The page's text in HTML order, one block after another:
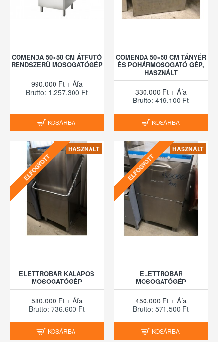
COMENDA 50×50 CM ÁTFUTÓ
RENDSZERŰ MOSOGATÓGÉP
990.000 Ft + Áfa
Brutto: 1.257.300 Ft
KOSÁRBA
COMENDA 50×50 CM TÁNYÉR
ÉS POHÁRMOSOGATÓ GÉP,
HASZNÁLT
330.000 Ft + Áfa
Brutto: 419.100 Ft
KOSÁRBA
HASZNÁLT
ELFOGYOTT
ELETTROBAR KALAPOS
MOSOGATÓGÉP
580.000 Ft + Áfa
Brutto: 736.600 Ft
KOSÁRBA
HASZNÁLT
ELFOGYOTT
ELETTROBAR
MOSOGATÓGÉP
450.000 Ft + Áfa
Brutto: 571.500 Ft
KOSÁRBA